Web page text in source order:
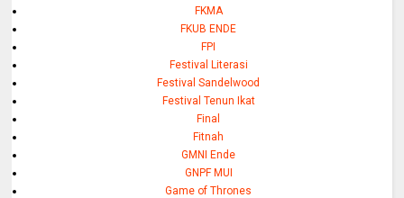
FKMA
FKUB ENDE
FPI
Festival Literasi
Festival Sandelwood
Festival Tenun Ikat
Final
Fitnah
GMNI Ende
GNPF MUI
Game of Thrones